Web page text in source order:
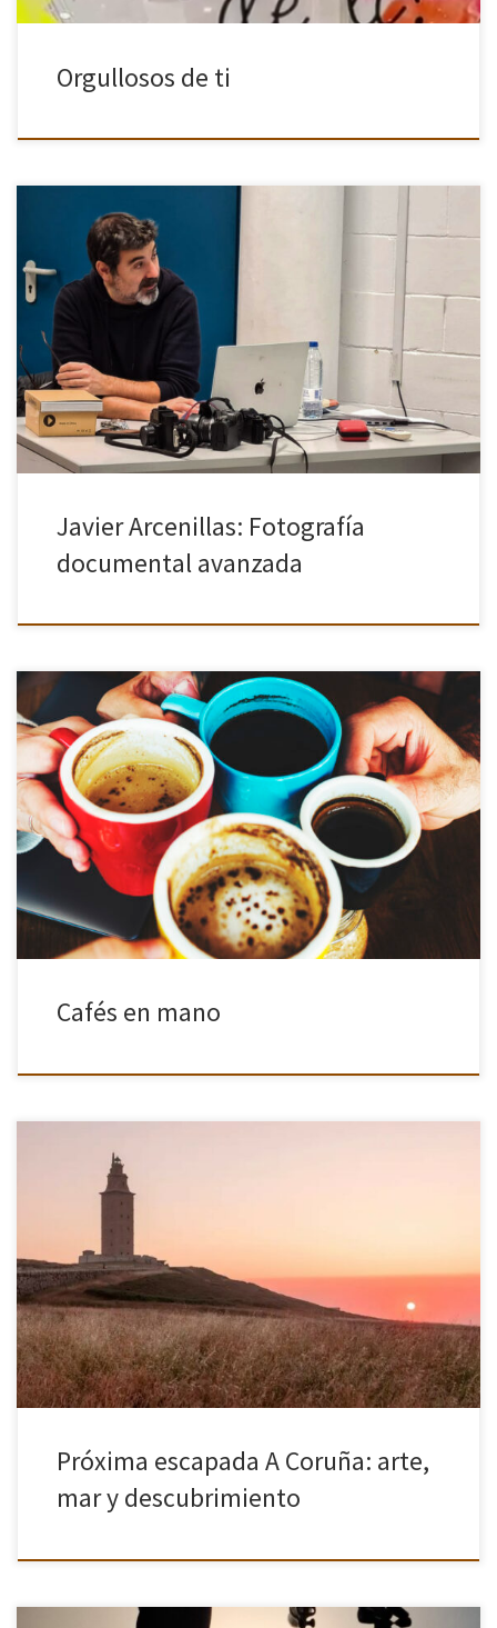
Orgullosos de ti
La Asociación Cámara en Mano te invita a una charla muy especial
con el reconocido fotógrafo y editor, Javier Arcenillas, que tendrá
lugar el próximo 30 de abril en el […]
Javier Arcenillas: Fotografía
documental avanzada
La asociación ha llegado ya a las 100 personas asociadas lo que
supone una gran noticia, ya que en nuestros poco mas de 4 años
de vida es un crecimiento […]
Cafés en mano
El fin de semana del 18 y 19 de abril tenemos una cita muy
especial: viajaremos a A Coruña para sumergirnos en una
experiencia cultural única con la exposición Wonderland […]
Próxima escapada A Coruña: arte,
mar y descubrimiento